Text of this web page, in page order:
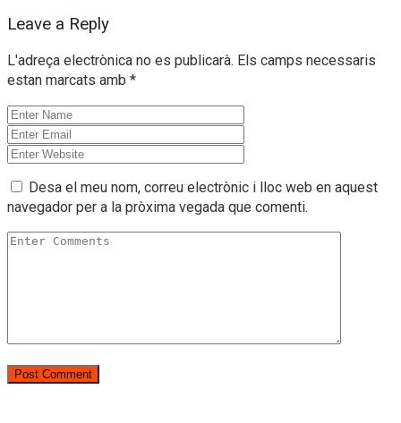
Leave a Reply
L'adreça electrònica no es publicarà. Els camps necessaris
estan marcats amb *
Desa el meu nom, correu electrònic i lloc web en aquest
navegador per a la pròxima vegada que comenti.